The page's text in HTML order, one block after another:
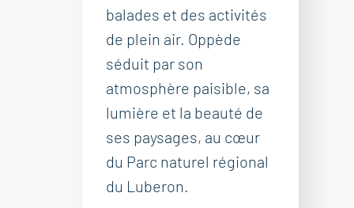
balades et des activités
de plein air. Oppède
séduit par son
atmosphère paisible, sa
lumière et la beauté de
ses paysages, au cœur
du Parc naturel régional
du Luberon.